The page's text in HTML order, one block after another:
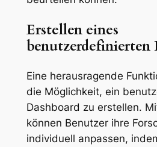
Erstellen eines
benutzerdefinierten
Eine herausragende
die Möglichkeit, ein
Dashboard zu erstellen.
können Benutzer ihre
individuell anpassen,